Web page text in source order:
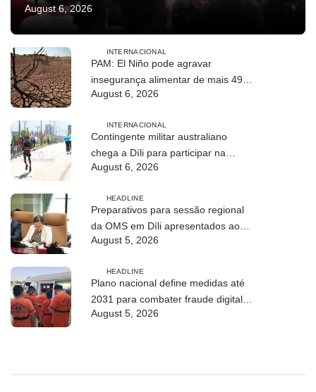
August 6, 2026
INTERNACIONAL
PAM: El Niño pode agravar
insegurança alimentar de mais 49
milhões de pessoas até 2027
August 6, 2026
INTERNACIONAL
Contingente militar australiano
chega a Díli para participar na
Maratona Internacional de 2026
August 6, 2026
HEADLINE
Preparativos para sessão regional
da OMS em Díli apresentados ao
Conselho de Ministros
August 5, 2026
HEADLINE
Plano nacional define medidas até
2031 para combater fraude digital e
tráfico de pessoas
August 5, 2026